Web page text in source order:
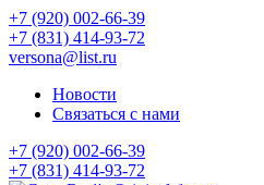
+7 (920) 002-66-39
+7 (831) 414-93-72
versona@list.ru
Новости
Связаться с нами
+7 (920) 002-66-39
+7 (831) 414-93-72